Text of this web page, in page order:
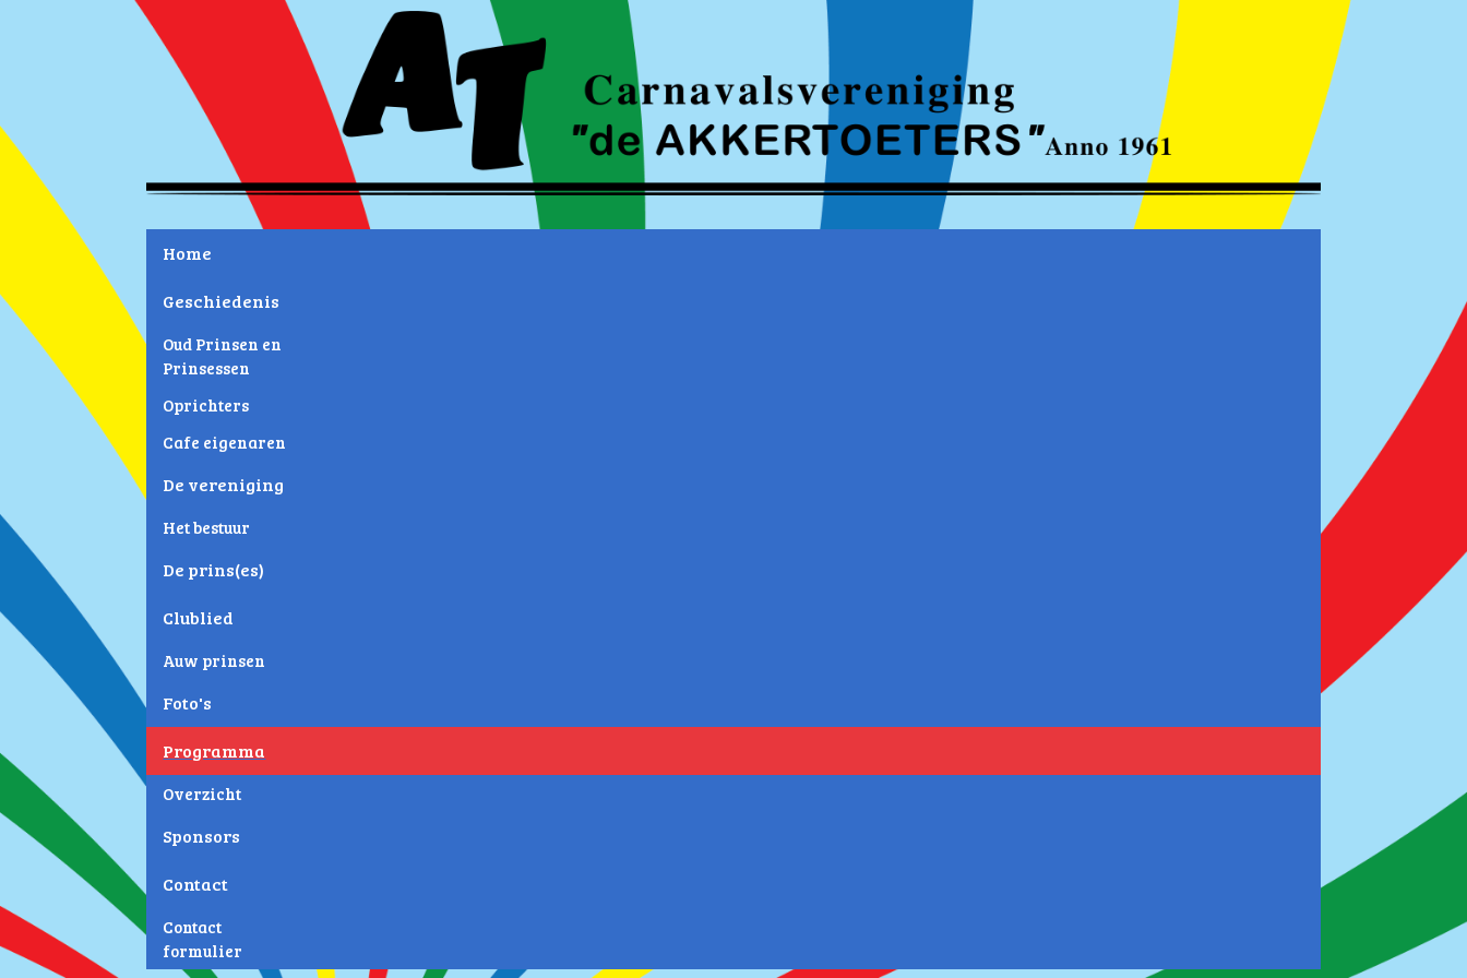
Home
Geschiedenis
Oud Prinsen en
Prinsessen
Oprichters
Cafe eigenaren
De vereniging
Het bestuur
De prins(es)
Clublied
Auw prinsen
Foto's
Programma
Overzicht
Sponsors
Contact
Contact
formulier